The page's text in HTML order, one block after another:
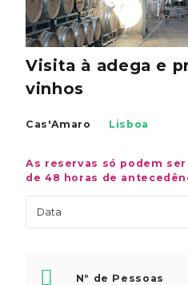
Visita à adega e
vinhos
Cas'Amaro Lisboa
As reservas só podem
de 48 horas de
Nº de Pessoas